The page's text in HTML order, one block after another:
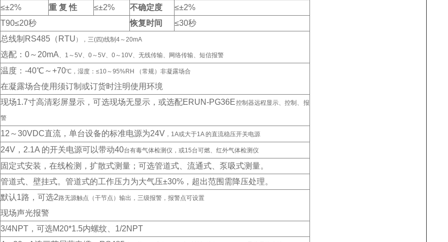
≤±2% 重 复 性 ≤±2% 不确定度
≤±2%
T90≤20秒 恢复时间 ≤30秒
总线制RS485（RTU ），三(四)线制4～20mA
选配：0～20mA、1～5V、0～5V、0～10V、无线传输、网络传输、短信报警
温度：-40℃～+70℃，湿度：≤10～95%RH （常规）非凝露场合
在凝露场合使用须订制或订货时注明使用环境
现场1.7寸高清彩屏显示，可选现场无显示，或选配ERUN-PG36E控制器远程显示、控制、报
警
12 ～30VDC直流，单台设备的标准电源为24V ，1A或大于1A 的直流稳压开关电源
24V，2.1A 的开关电源可以带动40台有毒气体检测仪，或15台可燃、红外气体检测仪
固定式安装，在线检测，扩散式测量；可选管道式、流通式、泵吸式测量。
管道式、壁挂式。管道式的工作压力为大气压±30%，超出范围需降压处理。
默认1路，可选2路无源触点（干节点）输出，三级报警，报警点可设置
现场声光报警
3/4NPT，可选M20*1.5内螺纹、1/2NPT